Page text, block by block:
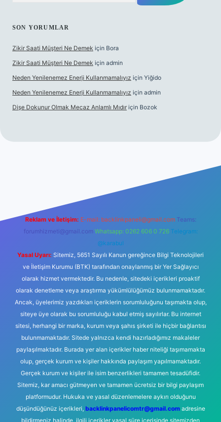
SON YORUMLAR
Zikir Saati Müşteri Ne Demek için Bora
Zikir Saati Müşteri Ne Demek için admin
Neden Yenilenemez Enerji Kullanmamalıyız için Yiğido
Neden Yenilenemez Enerji Kullanmamalıyız için admin
Dişe Dokunur Olmak Mecaz Anlamlı Mıdır için Bozok
Reklam ve İletişim: E-mail: backlinkpaneli@gmail.com Teams:
forumhizmeti@gmail.com Whatsapp: 0262 606 0 726 Telegram:
@karabul
Yasal Uyarı: Sitemiz, 5651 Sayılı Kanun gereğince Bilgi Teknolojileri
ve İletişim Kurumu (BTK) tarafından onaylanmış bir Yer Sağlayıcı
olarak hizmet vermektedir. Bu nedenle, sitedeki içerikleri proaktif
olarak denetleme veya araştırma yükümlülüğümüz bulunmamaktadır.
Ancak, üyelerimiz yazdıkları içeriklerin sorumluluğunu taşımakta olup,
siteye üye olarak bu sorumluluğu kabul etmiş sayılırlar. Bu internet
sitesi, herhangi bir marka, kurum veya şahıs şirketi ile hiçbir bağlantısı
bulunmamaktadır. Sitede yalnızca kendi hazırladığımız makaleler
paylaşılmaktadır. Burada yer alan içerikler haber niteliği taşımamakta
olup, gerçek kurum ve kişiler hakkında paylaşım yapılmamaktadır.
Gerçek kurum ve kişiler ile isim benzerlikleri tamamen tesadüfidir.
Sitemiz, kar amacı gütmeyen ve tamamen ücretsiz bir bilgi paylaşım
platformudur. Hukuka ve yasal düzenlemelere aykırı olduğunu
düşündüğünüz içerikleri, backlinkpanelicomtr@gmail.comadresine
bildirmeniz halinde, ilgili içerikler yasal süre içerisinde sitemizden